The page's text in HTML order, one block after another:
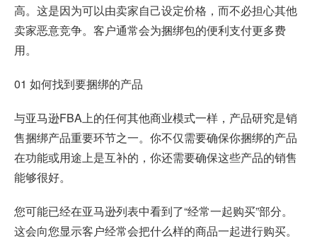
高。这是因为可以由卖家自己设定价格，而不必担心其他
卖家恶意竞争。客户通常会为捆绑包的便利支付更多费
用。
01 如何找到要捆绑的产品
与亚马逊FBA上的任何其他商业模式一样，产品研究是销
售捆绑产品重要环节之一。你不仅需要确保你捆绑的产品
在功能或用途上是互补的，你还需要确保这些产品的销售
能够很好。
您可能已经在亚马逊列表中看到了“经常一起购买”部分。
这会向您显示客户经常会把什么样的商品一起进行购买。